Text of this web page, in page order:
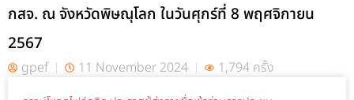
กสจ. ณ จังหวัดพิษณุโลก ในวันศุกร์ที่ 8 พฤศจิกายน
2567
gpef 11 November 2024 1,794 ครั้ง